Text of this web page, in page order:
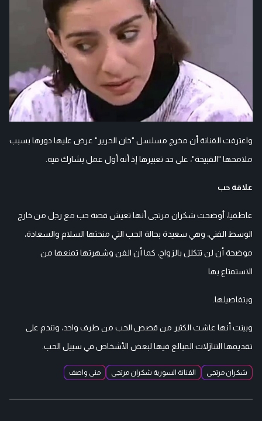
واعترفت الفنانة أن مخرج مسلسل "خان الحرير" عرض عليها دورها بسبب
ملامحها "القبيحة"، على حد تعبيرها إذ أنه أول عمل بشارك فيه.
علاقة حب
عاطفيا، أوضحت شكران مرتجى أنها تعيش قصة حب مع رجل من خارج
الوسط الفني، وهي سعيدة بحالة الحب التي منحتها السلام والسعادة،
موضحة أن لن تتكلل بالزواج، كما أن الفن وشهرتها تمنعها من
الاستمتاع بها
وبتفاصيلها.
وبينت أنها عاشت الكثير من قصص الحب من طرف واحد، وتندم على
تقديمها التنازلات المبالغ فيها لبعض الأشخاص في سبيل الحب.
شكران مرتجى الفنانة السورية شكران مرتجى منى واصف